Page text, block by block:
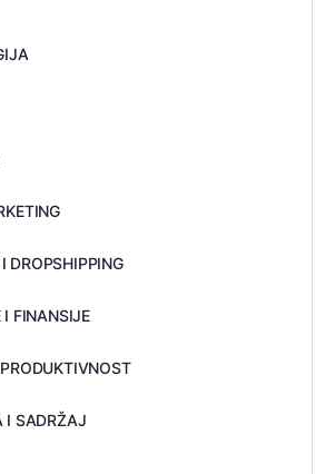
DROPSHIPPING
I FINANSIJE
I SADRŽAJ